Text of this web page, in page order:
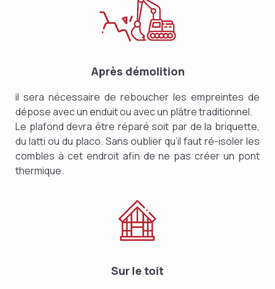
Après démolition
il sera nécessaire de reboucher les empreintes de
dépose avec un enduit ou avec un plâtre traditionnel.
Le plafond devra être réparé soit par de la briquette,
du latti ou du placo. Sans oublier qu’il faut ré-isoler les
combles à cet endroit afin de ne pas créer un pont
thermique.
Sur le toit